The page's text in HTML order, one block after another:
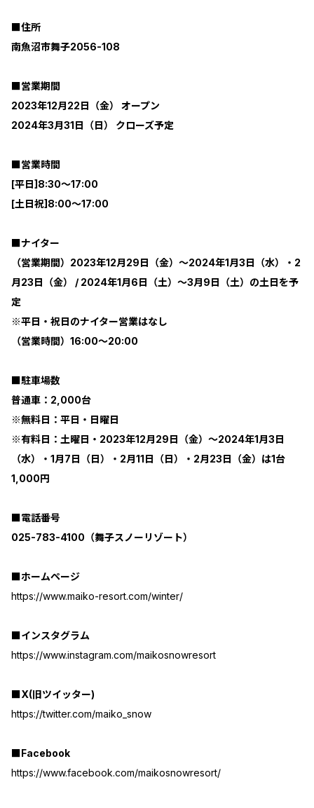
■住所
南魚沼市舞子2056-108
■営業期間
2023年12月22日（金） オープン
2024年3月31日（日） クローズ予定
■営業時間
[平日]8:30～17:00
[土日祝]8:00～17:00
■ナイター
（営業期間）2023年12月29日（金）～2024年1月3日（水）・2
月23日（金） / 2024年1月6日（土）～3月9日（土）の土日を予
定
※平日・祝日のナイター営業はなし
（営業時間）16:00～20:00
■駐車場数
普通車：2,000台
※無料日：平日・日曜日
※有料日：土曜日・2023年12月29日（金）～2024年1月3日
（水）・1月7日（日）・2月11日（日）・2月23日（金）は1台
1,000円
■電話番号
025-783-4100（舞子スノーリゾート）
■ホームページ
https://www.maiko-resort.com/winter/
■インスタグラム
https://www.instagram.com/maikosnowresort
■X(旧ツイッター)
https://twitter.com/maiko_snow
■Facebook
https://www.facebook.com/maikosnowresort/